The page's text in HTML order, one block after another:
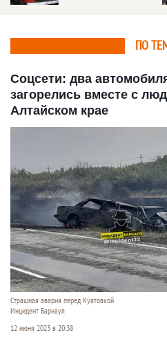
ПО
Соцсети: два
загорелись вместе с
Алтайском крае
Страшная авария перед Куатовкой
Инцидент Барнаул
12 июня 2023 в 20:38